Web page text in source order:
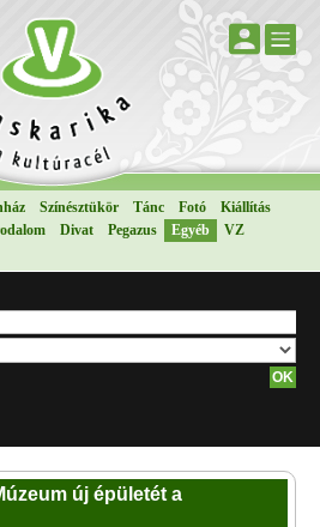
Színésztükör Tánc Fotó
Kiállítás
Divat Pegazus Egyéb
VZ
új épületét a